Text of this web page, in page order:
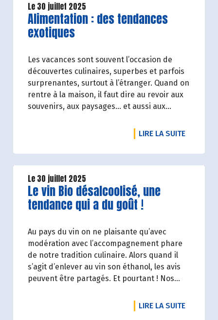
Le 30 juillet 2025
Lire la suite de l'article
Alimentation : des tendances
exotiques
Les vacances sont souvent l’occasion de
découvertes culinaires, superbes et parfois
surprenantes, surtout à l’étranger. Quand on
rentre à la maison, il faut dire au revoir aux
souvenirs, aux paysages… et aussi aux
Chez Biocoop, nous prolongeons vos
vacances en vous aidant à assouvir vos
envies d’ailleurs sans peser sur votre bilan
carbone !
LIRE LA SUITEDE
Le 30 juillet 2025
Lire la suite de l'article
Le vin Bio désalcoolisé, une
tendance qui a du goût !
Au pays du vin on ne plaisante qu’avec
modération avec l’accompagnement phare
de notre tradition culinaire. Alors quand il
s’agit d’enlever au vin son éthanol, les avis
peuvent être partagés. Et pourtant ! Nos
demain. Dans le domaine viticole, le sans-
alcool tire son épingle du jeu, et désormais
LIRE LA SUITEDE